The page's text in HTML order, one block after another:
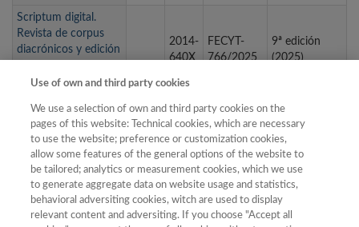
Scriptum digital.
Revista de corpus
diacrónicos y edición
iberorrománicas
2014-
640X
FECYT-
766/2025
9ª edición
(2025)
SEDERI. Yearbook of
The Spanish and
Portuguese Society
For English
Renaissance Studies
1135-
1135-
FECYT-
1ª Edición
(2011)
Sendebar
1130-
5509
2340-
2415
FECYT-
201/2025
4ª Edición
(2014)
Use of own and third party cookies
We use a selection of own and third party cookies on the
pages of this website: Technical cookies, which are necessary
to use the website; preference or customization cookies,
allow some features of the general options of the website to
be tailored; analytics or measurement cookies, which we use
to generate aggregate data on website usage and statistics,
behavioral adversiting cookies, witch are used to display
relevant content and adversiting. If you choose "Accept all